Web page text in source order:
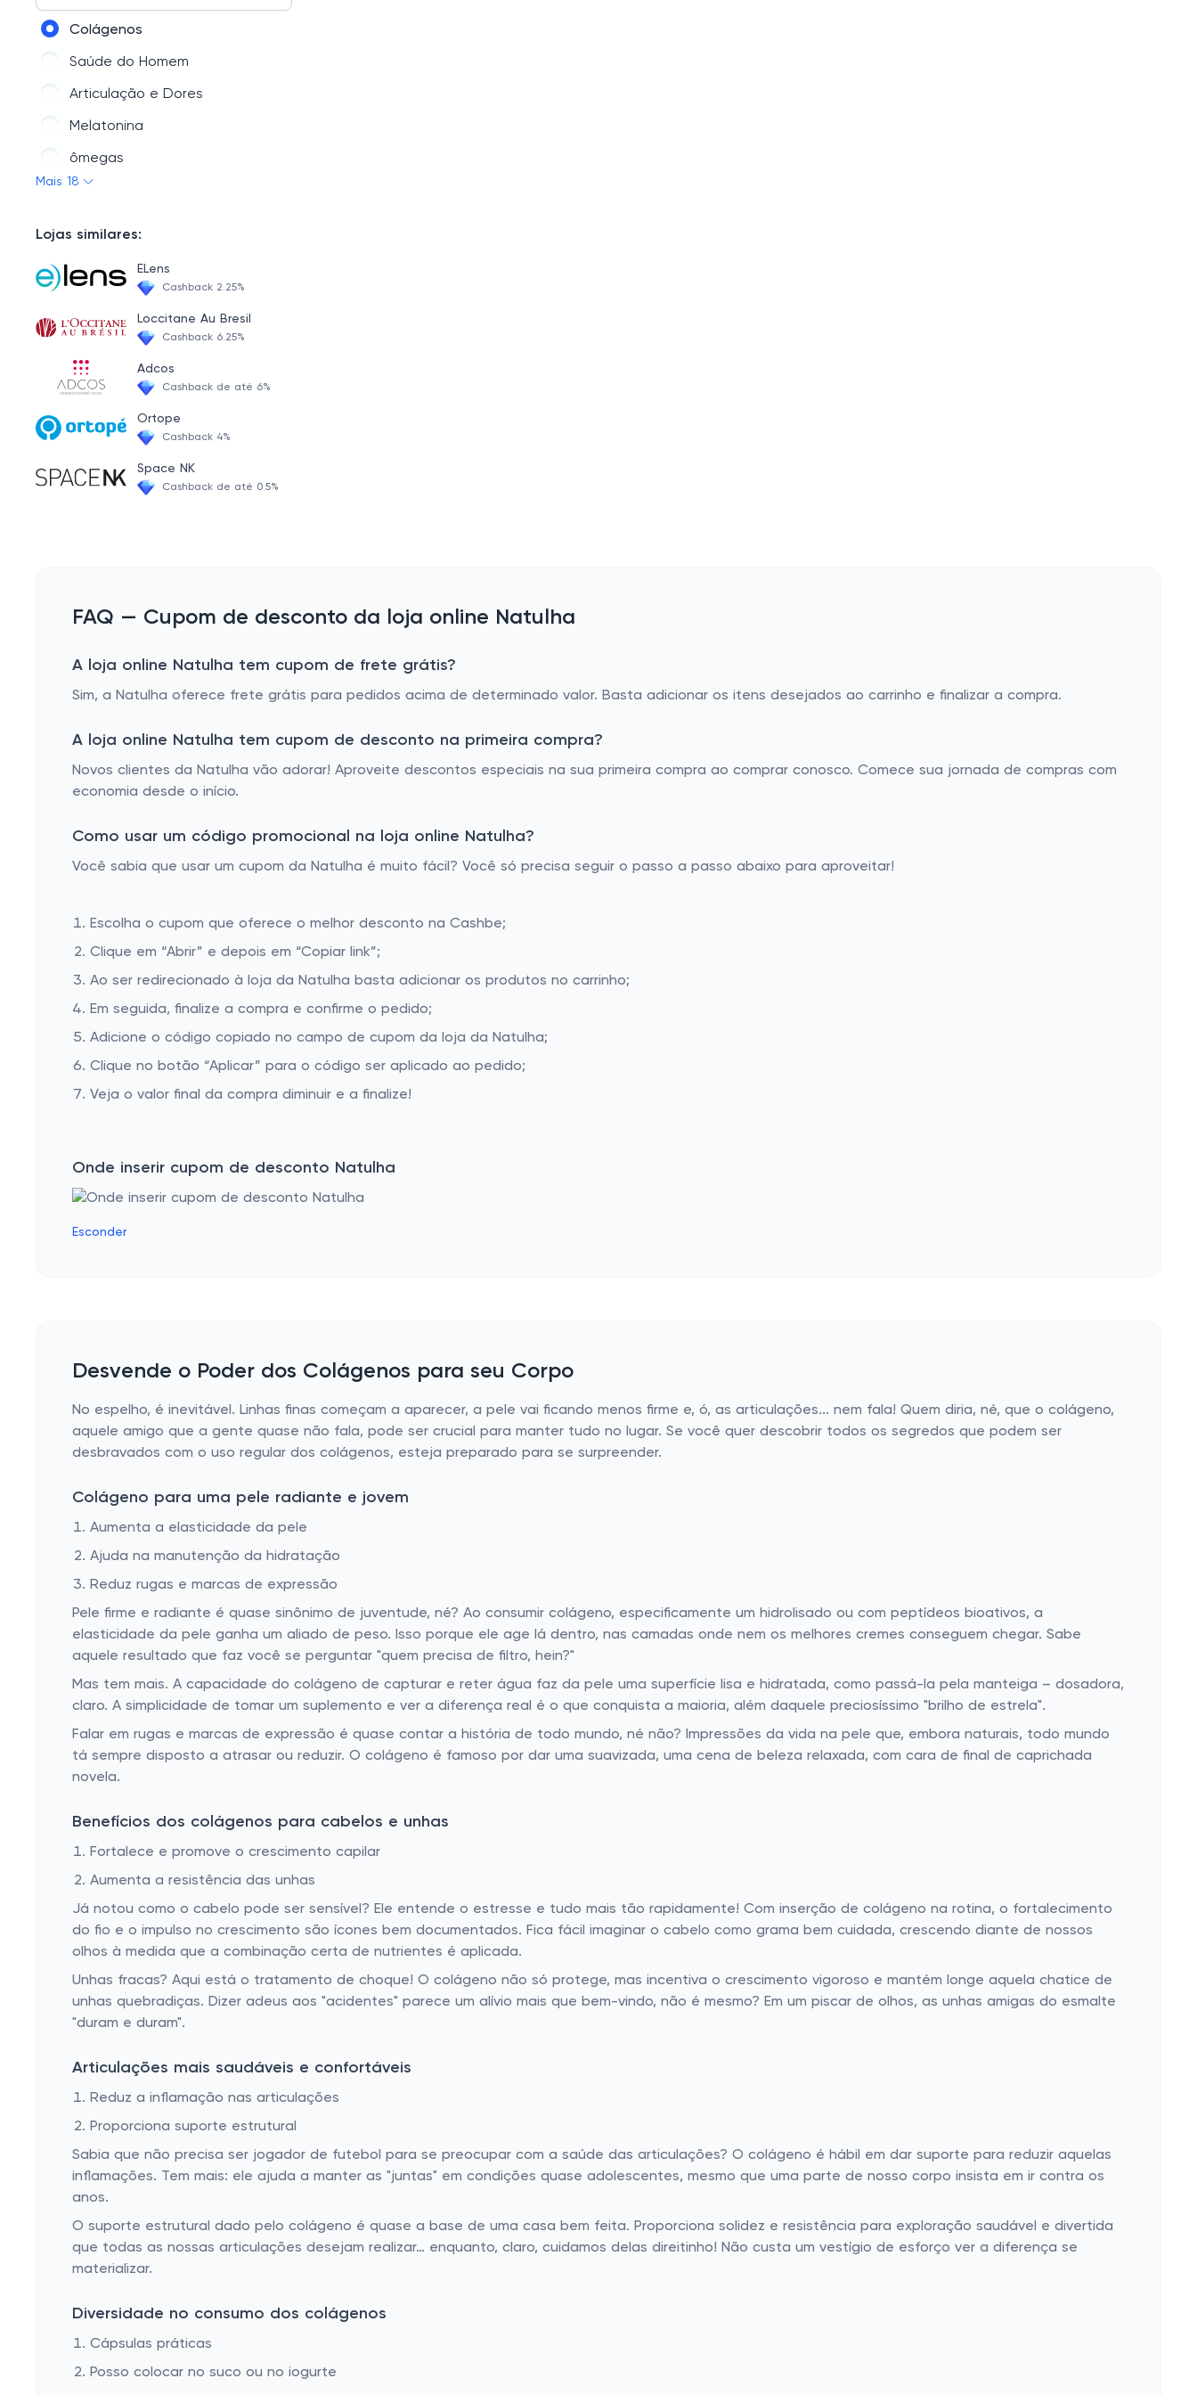
Kits
Colágenos
Saúde do Homem
Articulação e Dores
Melatonina
ômegas
Coenzima Q10
Enzimas Digestivas
Cabelos, pele e unhas
Memória e Concentração
Estimulantes Sexuais
Dormir Melhor
Mais 18
Lojas similares:
ELens
Cashback 2.25%
Loccitane Au Bresil
Cashback 6.25%
Adcos
Cashback de até 6%
Ortope
Cashback 4%
Space NK
Cashback de até 0.5%
FAQ — Cupom de desconto da loja online Natulha
A loja online Natulha tem cupom de frete grátis?
Sim, a Natulha oferece frete grátis para pedidos acima de determinado valor. Basta adicionar os itens desejados ao carrinho e finalizar a compra.
A loja online Natulha tem cupom de desconto na primeira compra?
Novos clientes da Natulha vão adorar! Aproveite descontos especiais na sua primeira compra ao comprar conosco. Comece sua jornada de compras com
economia desde o início.
Como usar um código promocional na loja online Natulha?
Você sabia que usar um cupom da Natulha é muito fácil? Você só precisa seguir o passo a passo abaixo para aproveitar!
Escolha o cupom que oferece o melhor desconto na Cashbe;
Clique em “Abrir” e depois em “Copiar link”;
Ao ser redirecionado à loja da Natulha basta adicionar os produtos no carrinho;
Em seguida, finalize a compra e confirme o pedido;
Adicione o código copiado no campo de cupom da loja da Natulha;
Clique no botão “Aplicar” para o código ser aplicado ao pedido;
Veja o valor final da compra diminuir e a finalize!
Onde inserir cupom de desconto Natulha
Esconder
Desvende o Poder dos Colágenos para seu Corpo
No espelho, é inevitável. Linhas finas começam a aparecer, a pele vai ficando menos firme e, ó, as articulações... nem fala! Quem diria, né, que o colágeno,
aquele amigo que a gente quase não fala, pode ser crucial para manter tudo no lugar. Se você quer descobrir todos os segredos que podem ser
desbravados com o uso regular dos colágenos, esteja preparado para se surpreender.
Colágeno para uma pele radiante e jovem
Aumenta a elasticidade da pele
Ajuda na manutenção da hidratação
Reduz rugas e marcas de expressão
Pele firme e radiante é quase sinônimo de juventude, né? Ao consumir colágeno, especificamente um hidrolisado ou com peptídeos bioativos, a
elasticidade da pele ganha um aliado de peso. Isso porque ele age lá dentro, nas camadas onde nem os melhores cremes conseguem chegar. Sabe
aquele resultado que faz você se perguntar "quem precisa de filtro, hein?"
Mas tem mais. A capacidade do colágeno de capturar e reter água faz da pele uma superfície lisa e hidratada, como passá-la pela manteiga – dosadora,
claro. A simplicidade de tomar um suplemento e ver a diferença real é o que conquista a maioria, além daquele preciosíssimo "brilho de estrela".
Falar em rugas e marcas de expressão é quase contar a história de todo mundo, né não? Impressões da vida na pele que, embora naturais, todo mundo
tá sempre disposto a atrasar ou reduzir. O colágeno é famoso por dar uma suavizada, uma cena de beleza relaxada, com cara de final de caprichada
novela.
Benefícios dos colágenos para cabelos e unhas
Fortalece e promove o crescimento capilar
Aumenta a resistência das unhas
Já notou como o cabelo pode ser sensível? Ele entende o estresse e tudo mais tão rapidamente! Com inserção de colágeno na rotina, o fortalecimento
do fio e o impulso no crescimento são ícones bem documentados. Fica fácil imaginar o cabelo como grama bem cuidada, crescendo diante de nossos
olhos à medida que a combinação certa de nutrientes é aplicada.
Unhas fracas? Aqui está o tratamento de choque! O colágeno não só protege, mas incentiva o crescimento vigoroso e mantém longe aquela chatice de
unhas quebradiças. Dizer adeus aos "acidentes" parece um alívio mais que bem-vindo, não é mesmo? Em um piscar de olhos, as unhas amigas do esmalte
"duram e duram".
Articulações mais saudáveis e confortáveis
Reduz a inflamação nas articulações
Proporciona suporte estrutural
Sabia que não precisa ser jogador de futebol para se preocupar com a saúde das articulações? O colágeno é hábil em dar suporte para reduzir aquelas
inflamações. Tem mais: ele ajuda a manter as "juntas" em condições quase adolescentes, mesmo que uma parte de nosso corpo insista em ir contra os
anos.
O suporte estrutural dado pelo colágeno é quase a base de uma casa bem feita. Proporciona solidez e resistência para exploração saudável e divertida
que todas as nossas articulações desejam realizar… enquanto, claro, cuidamos delas direitinho! Não custa um vestígio de esforço ver a diferença se
materializar.
Diversidade no consumo dos colágenos
Cápsulas práticas
Posso colocar no suco ou no iogurte